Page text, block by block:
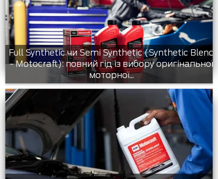
Full Synthetic чи Semi Synthetic (Synthetic Blend
- Motocraft): повний гід із вибору оригінальної
моторної...